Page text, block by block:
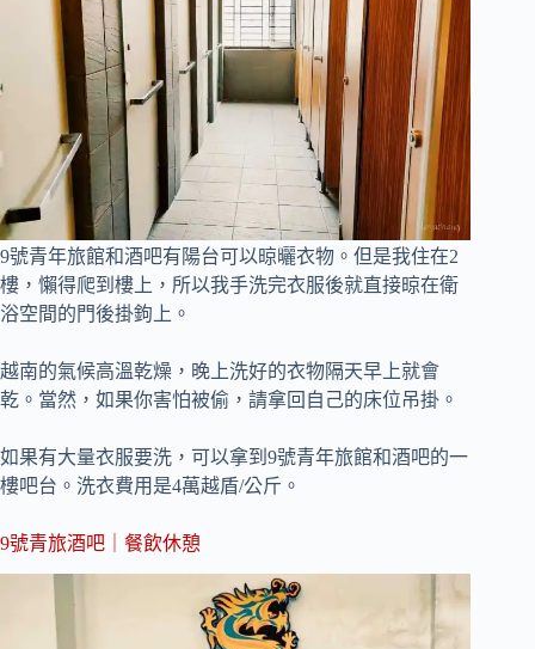
9號青年旅館和酒吧有陽台可以晾曬衣物。但是我住在2
樓，懶得爬到樓上，所以我手洗完衣服後就直接晾在衛
浴空間的門後掛鉤上。
越南的氣候高溫乾燥，晚上洗好的衣物隔天早上就會
乾。當然，如果你害怕被偷，請拿回自己的床位吊掛。
如果有大量衣服要洗，可以拿到9號青年旅館和酒吧的一
樓吧台。洗衣費用是4萬越盾/公斤。
9號青旅酒吧｜餐飲休憩